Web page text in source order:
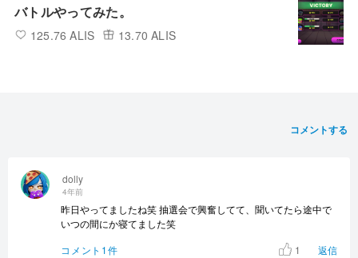
バトルやってみた。
125.76 ALIS 13.70 ALIS
コメントする
dolly
4年前
昨日やってましたね笑 抽選会で興奮してて、聞いてたら途中で
いつの間にか寝てました笑
コメント1件
1 返信